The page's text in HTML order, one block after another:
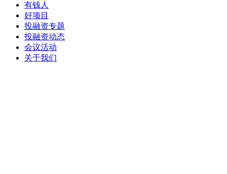
有钱人
好项目
投融资专题
投融资动态
会议活动
关于我们